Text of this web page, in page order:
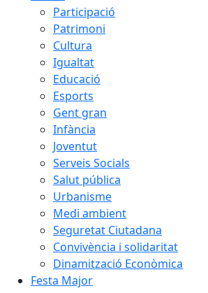
Participació
Patrimoni
Cultura
Igualtat
Educació
Esports
Gent gran
Infància
Joventut
Serveis Socials
Salut pública
Urbanisme
Medi ambient
Seguretat Ciutadana
Convivència i solidaritat
Dinamització Econòmica
Festa Major